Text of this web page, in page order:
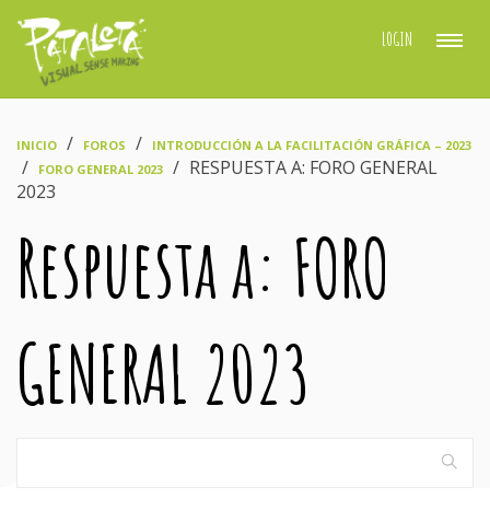
LOGIN
INICIO FOROS INTRODUCCIÓN A LA FACILITACIÓN GRÁFICA – 2023
FORO GENERAL 2023
RESPUESTA A: FORO GENERAL
2023
Respuesta a: FORO
GENERAL 2023